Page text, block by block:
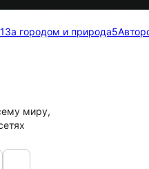
1За городом и природа5
миру,